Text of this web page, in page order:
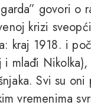
govori
krizi
kraj 1918. i
mlađi
Svi su
vremenima